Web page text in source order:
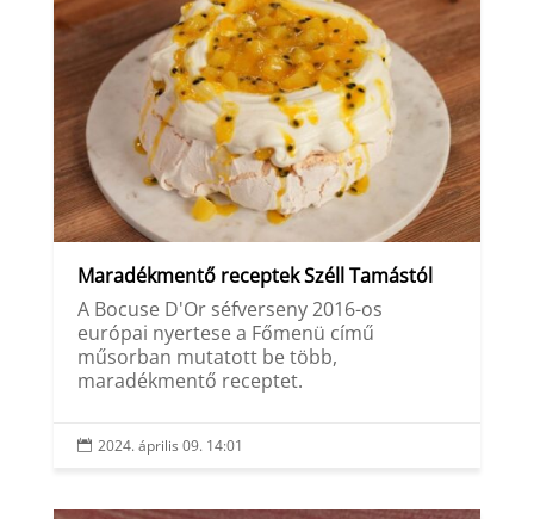
Maradékmentő receptek Széll Tamástól
A Bocuse D'Or séfverseny 2016-os
európai nyertese a Főmenü című
műsorban mutatott be több,
maradékmentő receptet.
 2024. április 09. 14:01